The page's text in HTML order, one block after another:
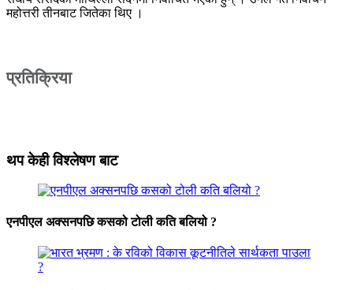
महोत्तरी तीनबाट जितेका थिए ।
प्रतिक्रिया
थप केही विश्लेषण बाट
एनपीएल अक्सनपछि कसको टोली कति बलियो ?